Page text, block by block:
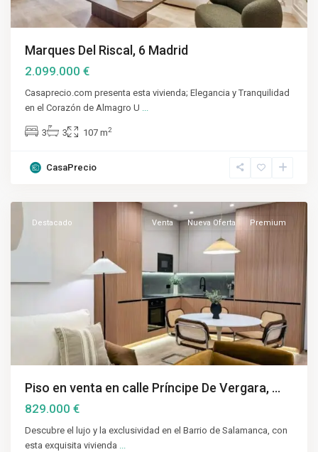
Marques Del Riscal, 6 Madrid
2.099.000 €
Casaprecio.com presenta esta vivienda; Elegancia y Tranquilidad
en el Corazón de Almagro U ...
3 3 107 m2
CasaPrecio
Salamanca,
Destacado Venta Nueva Oferta Premium
Piso en venta en calle Príncipe De Vergara, ...
829.000 €
Descubre el lujo y la exclusividad en el Barrio de Salamanca, con
esta exquisita vivienda ...